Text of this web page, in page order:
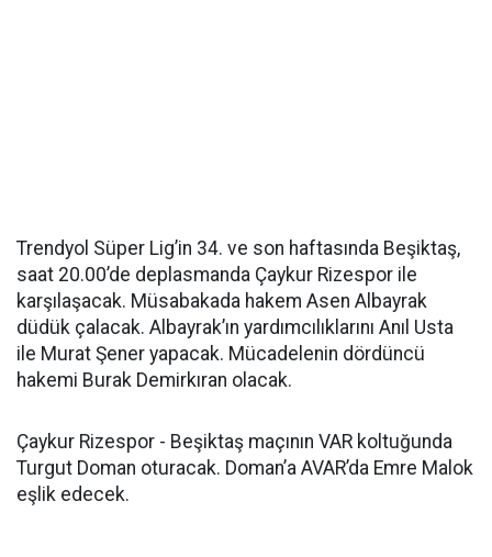
Trendyol Süper Lig’in 34. ve son haftasında Beşiktaş,
saat 20.00’de deplasmanda Çaykur Rizespor ile
karşılaşacak. Müsabakada hakem Asen Albayrak
düdük çalacak. Albayrak’ın yardımcılıklarını Anıl Usta
ile Murat Şener yapacak. Mücadelenin dördüncü
hakemi Burak Demirkıran olacak.
Çaykur Rizespor - Beşiktaş maçının VAR koltuğunda
Turgut Doman oturacak. Doman’a AVAR’da Emre Malok
eşlik edecek.